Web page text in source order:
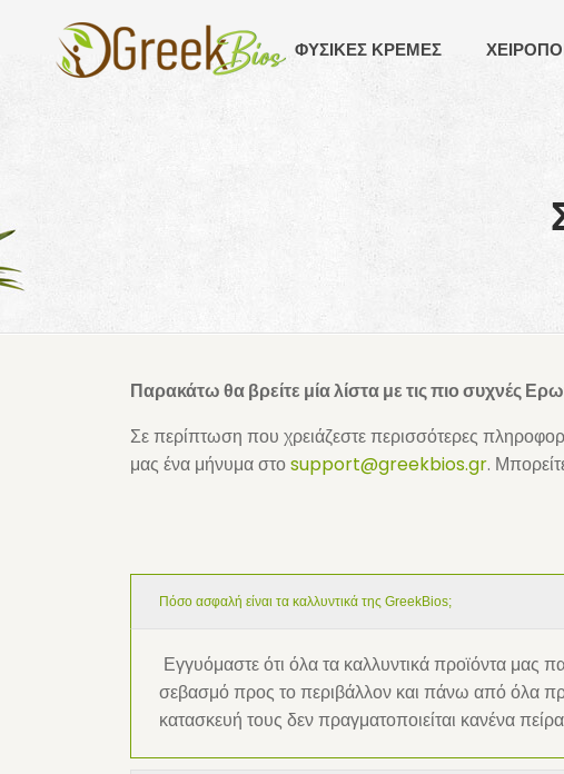
ΦΥΣΙΚΕΣ ΚΡΕΜΕΣ
Παρακάτω θα βρείτε μία λίστα με τις πιο συχνές
Σε περίπτωση που χρειάζεστε περισσότερες
μας ένα μήνυμα στοsupport@greekbios.gr.
Πόσο ασφαλή είναι τα καλλυντικά της GreekBios;
Εγγυόμαστε ότι όλα τα καλλυντικά προϊόντα μας
σεβασμό προς το περιβάλλον και πάνω από όλα
κατασκευή τους δεν πραγματοποιείται κανένα